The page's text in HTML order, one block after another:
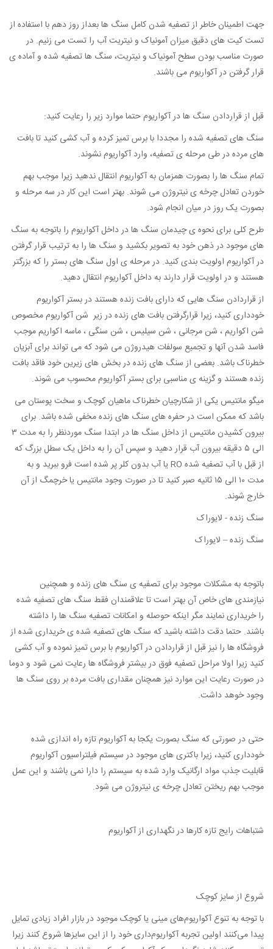
جهت اطمینان خاطر از تصفیه شدن کامل سنگ ها بعداز روز دهم با استفاده از
تست کیت های دقیق میزان آمونیاک و نیتریت آب را تست می زنیم. در
صورت مناسب بودن سطح آمونیاک و نیتریت، سنگ ها تصفیه شده و آماده ی
قرار گرفتن در آکواریوم می باشند.
قبل از قراردادن سنگ ها در آکواریوم حتما موارد زیر را رعایت کنید:
سنگ های تصفیه شده را مجددا با برس تمیز کرده و آب کشی کنید تا بافت
های مرده در طی مرحله ی تصفیه، وارد آکواریوم نشوند.
تمام سنگ ها را بصورت همزمان به آکواریوم انتقال ندهید زیرا موجب بهم
خوردن تعادل چرخه ی نیتروژن می شوند. بهتر است این کار در سه مرحله و
بصورت یک روز در میان انجام شود.
طرح کلی برای نحوه ی چیدمان سنگ ها در داخل آکواریوم را باتوجه به سنگ
های موجود در ذهن خود به تصویر بکشید و سنگ ها را به ترتیب قرار گرفتن
در آکواریوم اولویت بندی کنید. در مرحله ی اول سنگ های بستر را که بزرگتر
هستند و در اولویت قرار دارند به داخل آکواریوم انتقال دهید.
از قراردادن سنگ هایی که دارای بافت زنده هستند در بستر آکواریوم
خودداری کنید، زیرا قرارگرفتن بافت های زنده در زیر شن آکواریوم مخصوص
شن اکواریم ، شن مرجانی ، شن سیلیس ، شن سنگی ، ماسه اکواریم موجب
فاسد شدن آنها و تجمیع سولفات هیدروژن می شود که می تواند برای آبزیان
خطرناک باشد. بعضی از سنگ های زنده در بخش های زیرین خود فاقد بافت
زنده هستند و گزینه ی مناسبی برای بستر آکواریوم محسوب می شوند.
میگو مانتیس یکی از شکارچیان خطرناک ماهیان کوچک و سخت پوستان می
باشد که ممکن است در حفره های سنگ های زنده مخفی شده باشد. برای
بیرون کشیدن مانتیس از داخل سنگ ها در ابتدا سنگ موردنظر را به مدت ۳
الی ۵ دقیقه بیرون آب قرار دهید و سپس آن را به داخل یک سطل بزرگ که
از قبل با آب تصفیه شده RO یا آب بدون کلر پر شده است فرو ببرید و به
مدت ۱۰ الی ۱۵ ثانیه صبر کنید تا در صورت وجود مانتیس یا خرچمگ از آن
خارج شوند.
سنگ زنده - لایوراک
سنگ زنده – لایوراک
باتوجه به مشکلات موجود برای تصفیه ی سنگ های زنده و همچنین
نیازمندی های خاص آن بهتر است تا علاقمندان فقط سنگ های تصفیه شده
را خریداری نمایند مگر اینکه حوصله و امکانات تصفیه سنگ ها را داشته
باشند. حتما دقت داشته باشید که سنگ های تصفیه شده ی خریداری شده از
فروشگاه ها را نیز قبل از قراردادن در آکواریوم با برس تمیز نموده و آب کشی
کنید زیرا اولا مراحل تصفیه فوق در بیشتر فروشگاه ها رعایت نمی شود و دوما
در صورت رعایت این موارد نیز همچنان مقداری بافت مرده بر روی سنگ ها
وجود خوهد داشت.
حتی در صورتی که سنگ بصورت یکجا به آکواریوم تازه راه اندازی شده
خودداری کنید، زیرا باکتری های موجود در سیستم فیلتراسیون آکواریوم
قابلیت جذب مواد ارگانیک وارد شده به سیستم را دارا نمی باشند و این عمل
موجب بهم ریختن تعادل چرخه ی نیتروژن می شود.
شتباهات رایج تازه کارها در نگهداری از آکواریوم
شروع از سایز کوچک
با توجه به تنوع آکواریوم‌های مینی یا کوچک موجود در بازار افراد زیادی تمایل
پیدا می‌کنند اولین تجربه آکواریوم‌داری خود را از این سایزها شروع کنند زیرا